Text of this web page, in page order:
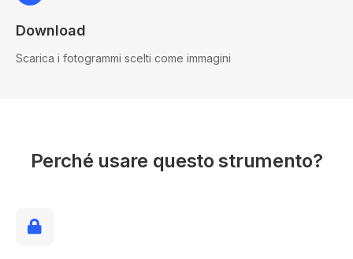
Download
Scarica i fotogrammi scelti come immagini
Perché usare questo strumento?